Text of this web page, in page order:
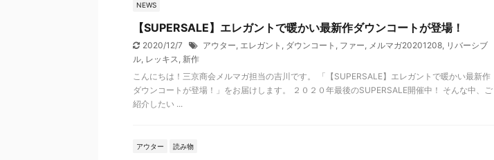
NEWS
【SUPERSALE】エレガントで暖かい最新作ダウンコートが登場！
2020/12/7 アウター, エレガント , ダウンコート , ファー, メルマガ20201208, リバーシブ
ル, レッキス, 新作
こんにちは！三京商会メルマガ担当の吉川です。 「【SUPERSALE】エレガントで暖かい最新作
ダウンコートが登場！」をお届けします。 ２０２０年最後のSUPERSALE開催中！ そんな中、ご
紹介したい ...
アウター 読み物